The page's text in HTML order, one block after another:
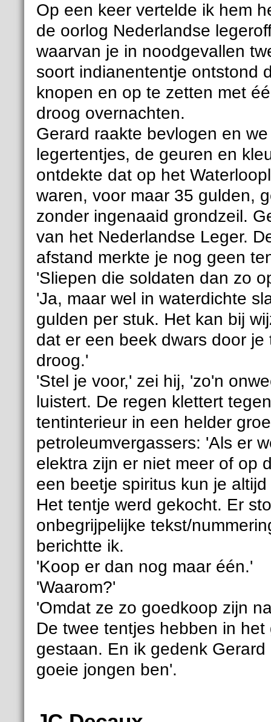
Op een keer vertelde ik hem
de oorlog Nederlandse
waarvan je in noodgevallen
soort indianententje ontstond
knopen en op te zetten met
droog overnachten.
Gerard raakte bevlogen en
legertentjes, de geuren en
ontdekte dat op het
waren, voor maar 35 gulden,
zonder ingenaaid grondzeil.
van het Nederlandse Leger.
afstand merkte je nog geen
'Sliepen die soldaten dan zo
'Ja, maar wel in waterdichte
gulden per stuk. Het kan bij
dat er een beek dwars door
droog.'
'Stel je voor,' zei hij, 'zo'n
luistert. De regen klettert
tentinterieur in een helder
petroleumvergassers: 'Als er
elektra zijn er niet meer of op
een beetje spiritus kun je
Het tentje werd gekocht. Er
onbegrijpelijke tekst/
berichtte ik.
'Koop er dan nog maar één.'
'Waarom?'
'Omdat ze zo goedkoop zijn
De twee tentjes hebben in
gestaan. En ik gedenk
goeie jongen ben'.